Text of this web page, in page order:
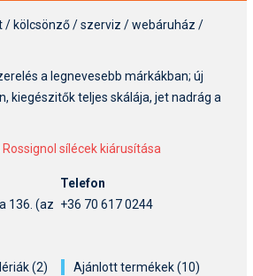
kölcsönző / szerviz / webáruház /
a legnevesebb márkákban; új
kiegészitők teljes skálája, jet nadrág a
Rossignol sílécek kiárusítása
136. (az
Telefon
+36 70 617 0244
(2) Ajánlott termékek (10)